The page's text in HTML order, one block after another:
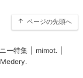
ページの先頭へ
ー特集 mimot.
Medery.